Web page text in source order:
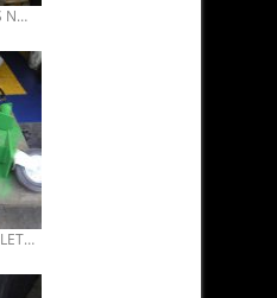
STOCKAGE DE PIECES NEUVES REFAITES POUR 4 SM ET DIVERS..
REALISATION DE ROULETTES POUR DEPLACER CHASSIS DS OU SM.